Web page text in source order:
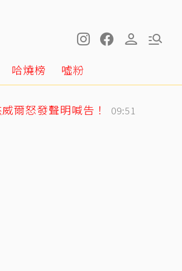
哈燒榜 噓粉
爾怒發聲明喊告！ 09:51